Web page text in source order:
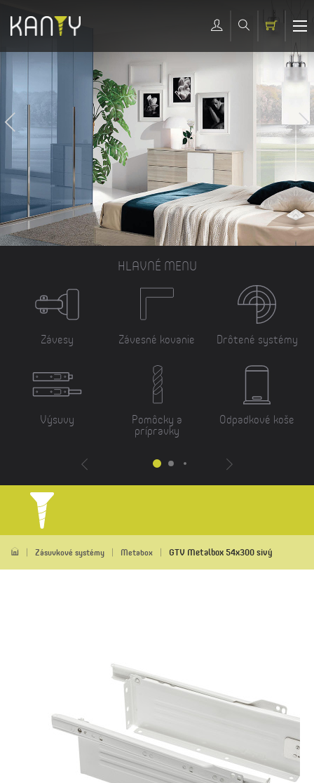
HLAVNÉ MENU
Závesy
Výsuvy
Závesné kovanie
Pomôcky a
prípravky
Drôtené systémy
Odpadkové koše
Zásuvkové systémy Metabox GTV Metalbox 54x300 sivý